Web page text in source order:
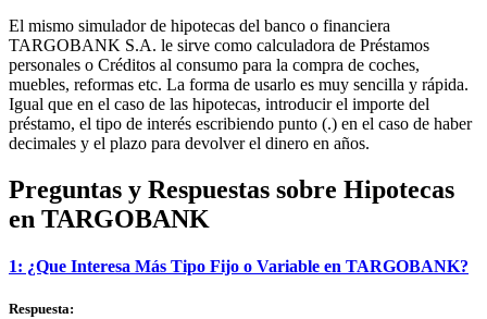
El mismo simulador de hipotecas del banco o financiera
TARGOBANK S.A. le sirve como calculadora de Préstamos
personales o Créditos al consumo para la compra de coches,
muebles, reformas etc. La forma de usarlo es muy sencilla y rápida.
Igual que en el caso de las hipotecas, introducir el importe del
préstamo, el tipo de interés escribiendo punto (.) en el caso de haber
decimales y el plazo para devolver el dinero en años.
Preguntas y Respuestas sobre Hipotecas
en TARGOBANK
1: ¿Que Interesa Más Tipo Fijo o Variable en TARGOBANK?
Respuesta: